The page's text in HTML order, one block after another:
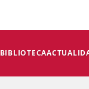
BIBLIOTECA